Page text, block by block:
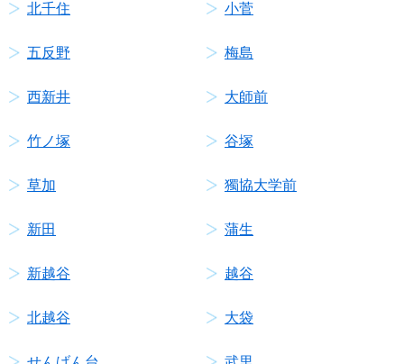
北千住 小菅
五反野 梅島
西新井 大師前
竹ノ塚 谷塚
草加 獨協大学前
新田 蒲生
新越谷 越谷
北越谷 大袋